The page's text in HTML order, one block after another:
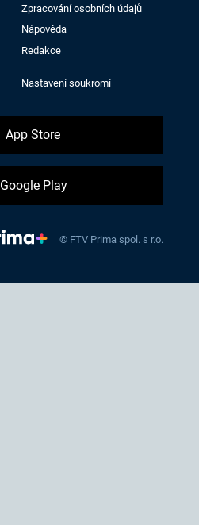
Zpracování osobních údajů
Nápověda
Redakce
Nastavení soukromí
App Store
Google Play
© FTV Prima spol. s r.o.